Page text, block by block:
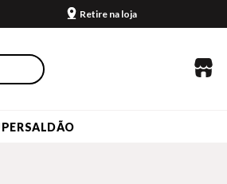
Retire na loja